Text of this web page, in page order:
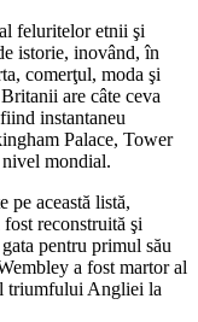
feluritelor etnii şi
istorie, inovând, în
comerţul, moda şi
are câte ceva
instantaneu
Palace, Tower
mondial.
pe această listă,
reconstruită şi
pentru primul său
a fost martor al
triumfului Angliei la